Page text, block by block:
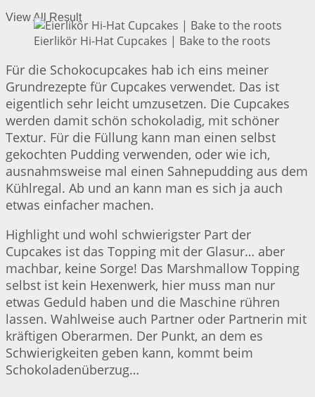
View All Result
Eierlikör Hi-Hat Cupcakes | Bake to the roots
Für die Schokocupcakes hab ich eins meiner
Grundrezepte für Cupcakes verwendet. Das ist
eigentlich sehr leicht umzusetzen. Die Cupcakes
werden damit schön schokoladig, mit schöner
Textur. Für die Füllung kann man einen selbst
gekochten Pudding verwenden, oder wie ich,
ausnahmsweise mal einen Sahnepudding aus dem
Kühlregal. Ab und an kann man es sich ja auch
etwas einfacher machen.
Highlight und wohl schwierigster Part der
Cupcakes ist das Topping mit der Glasur… aber
machbar, keine Sorge! Das Marshmallow Topping
selbst ist kein Hexenwerk, hier muss man nur
etwas Geduld haben und die Maschine rühren
lassen. Wahlweise auch Partner oder Partnerin mit
kräftigen Oberarmen. Der Punkt, an dem es
Schwierigkeiten geben kann, kommt beim
Schokoladenüberzug…